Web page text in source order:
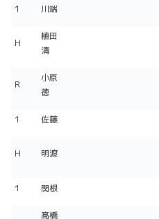
１ 川端
Ｈ
植田
清
Ｒ
小原
徳
１ 佐藤
Ｈ 明渡
１ 関根
髙橋